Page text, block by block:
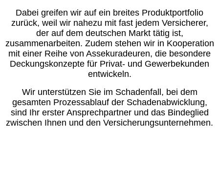
Dabei greifen wir auf ein breites Produktportfolio
zurück, weil wir nahezu mit fast jedem Versicherer,
der auf dem deutschen Markt tätig ist,
zusammenarbeiten. Zudem stehen wir in Kooperation
mit einer Reihe von Assekuradeuren, die besondere
Deckungskonzepte für Privat- und Gewerbekunden
entwickeln.
Wir unterstützen Sie im Schadenfall, bei dem
gesamten Prozessablauf der Schadenabwicklung,
sind Ihr erster Ansprechpartner und das Bindeglied
zwischen Ihnen und den Versicherungsunternehmen.